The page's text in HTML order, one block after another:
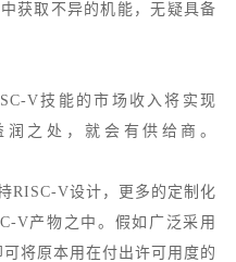
获取不异的机能，无疑具备
V技能的市场收入将实现
之处，就会有供给商。
RISC-V设计，更多的定制化
V产物之中。假如广泛采用
将原本用在付出许可用度的